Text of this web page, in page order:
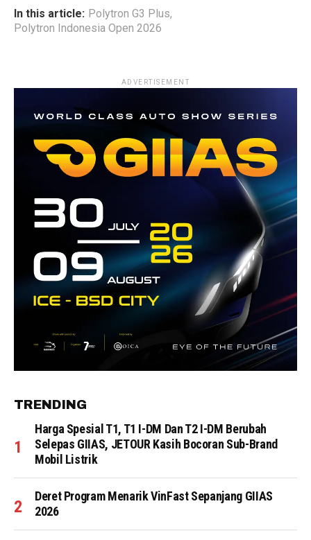
In this article: Polytron G3 Plus,
Polytron Indonesia Open 2026
ADVERTISEMENT
TRENDING
Harga Spesial T1, T1 I-DM Dan T2 I-DM Berubah
Selepas GIIAS, JETOUR Kasih Bocoran Sub-Brand
Mobil Listrik
Deret Program Menarik VinFast Sepanjang GIIAS
2026